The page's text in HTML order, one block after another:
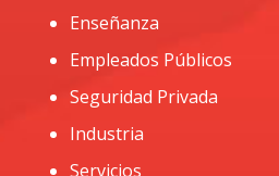
Enseñanza
Empleados Públicos
Seguridad Privada
Industria
Servicios